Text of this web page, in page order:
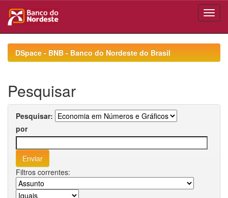
navigationDSpace - BNB - Banco do Nordeste do Brasil
Pesquisar
Pesquisar:
por
Filtros correntes: